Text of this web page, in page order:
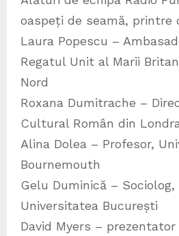
oaspeți de seamă, printre
Laura Popescu –
Regatul Unit al Marii
Nord
Roxana Dumitrache –
Cultural Român din
Alina Dolea – Profesor,
Bournemouth
Gelu Duminică –
Universitatea București
David Myers – prezentator